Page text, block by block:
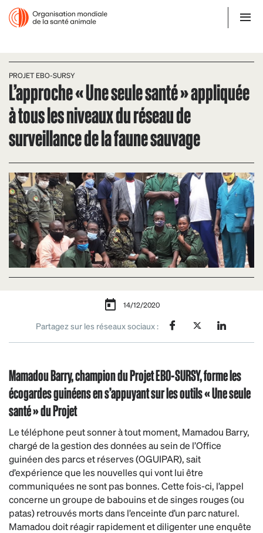
PROJET EBO-SURSY
L’approche « Une seule santé » appliquée
à tous les niveaux du réseau de
surveillance de la faune sauvage
14/12/2020
Partagez sur les réseaux sociaux :
Mamadou Barry, champion du Projet EBO-SURSY, forme les
écogardes guinéens en s’appuyant sur les outils « Une seule
santé » du Projet
Le téléphone peut sonner à tout moment, Mamadou Barry,
chargé de la gestion des données au sein de l’Office
guinéen des parcs et réserves (OGUIPAR), sait
d’expérience que les nouvelles qui vont lui être
communiquées ne sont pas bonnes. Cette fois-ci, l’appel
concerne un groupe de babouins et de singes rouges (ou
patas) retrouvés morts dans l’enceinte d’un parc naturel.
Mamadou doit réagir rapidement et diligenter une enquête